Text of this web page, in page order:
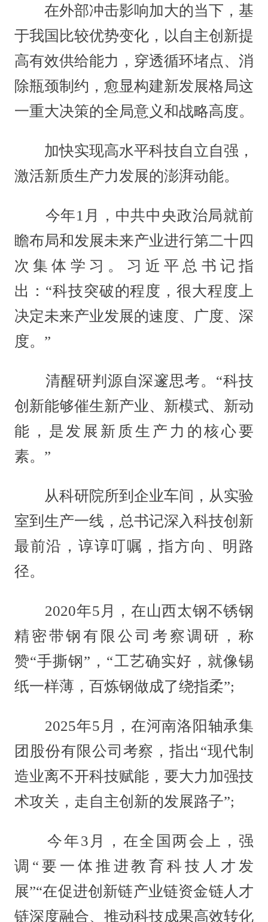
在外部冲击影响加大的当下，基
于我国比较优势变化，以自主创新提
高有效供给能力，穿透循环堵点、消
除瓶颈制约，愈显构建新发展格局这
一重大决策的全局意义和战略高度。
加快实现高水平科技自立自强，
激活新质生产力发展的澎湃动能。
今年1月，中共中央政治局就前
瞻布局和发展未来产业进行第二十四
次集体学习。习近平总书记指
出：“科技突破的程度，很大程度上
决定未来产业发展的速度、广度、深
度。”
清醒研判源自深邃思考。“科技
创新能够催生新产业、新模式、新动
能，是发展新质生产力的核心要
素。”
从科研院所到企业车间，从实验
室到生产一线，总书记深入科技创新
最前沿，谆谆叮嘱，指方向、明路
径。
2020年5月，在山西太钢不锈钢
精密带钢有限公司考察调研，称
赞“手撕钢”，“工艺确实好，就像锡
纸一样薄，百炼钢做成了绕指柔”;
2025年5月，在河南洛阳轴承集
团股份有限公司考察，指出“现代制
造业离不开科技赋能，要大力加强技
术攻关，走自主创新的发展路子”;
今年3月，在全国两会上，强
调“要一体推进教育科技人才发
展”“在促进创新链产业链资金链人才
链深度融合、推动科技成果高效转化